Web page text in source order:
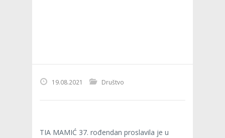
19.08.2021 Društvo
TIA MAMIĆ 37. rođendan proslavila je u